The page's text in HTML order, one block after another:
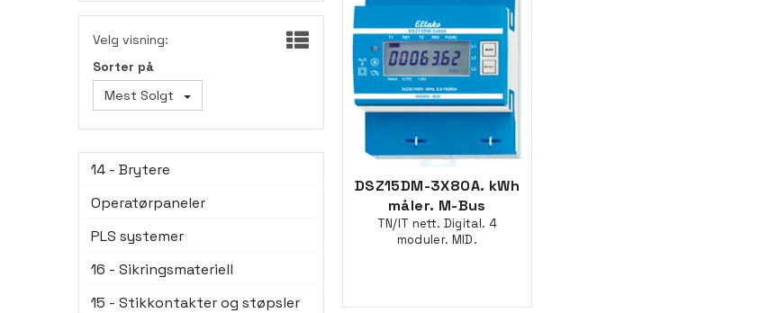
Velg visning:
Sorter på
Mest Solgt
14 - Brytere
Operatørpaneler
PLS systemer
16 - Sikringsmateriell
15 - Stikkontakter og støpsler
DSZ15DM-3X80A. kWh
måler. M-Bus
TN/IT nett. Digital. 4
moduler. MID.